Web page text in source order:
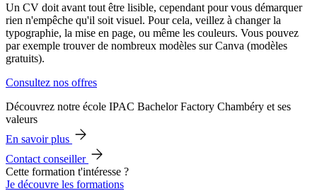
Un CV doit avant tout être lisible, cependant pour vous démarquer
rien n'empêche qu'il soit visuel. Pour cela, veillez à changer la
typographie, la mise en page, ou même les couleurs. Vous pouvez
par exemple trouver de nombreux modèles sur Canva (modèles
gratuits).
Consultez nos offres
Découvrez notre école IPAC Bachelor Factory Chambéry et ses
valeurs
En savoir plus
Contact conseiller
Cette formation t'intéresse ?
Je découvre les formations